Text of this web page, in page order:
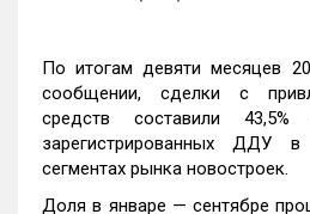
По итогам девяти месяцев
сообщении, сделки с
средств составили
зарегистрированных ДДУ
сегментах рынка новостроек.
Доля в январе — сентябре